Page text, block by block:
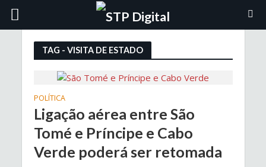
TAG - VISITA DE ESTADO
POLÍTICA
Ligação aérea entre São
Tomé e Príncipe e Cabo
Verde poderá ser retomada